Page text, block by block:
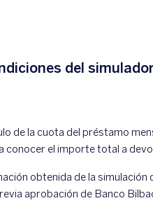
del
de la cuota del préstamo
conocer el importe total a
obtenida de la
aprobación de Banco